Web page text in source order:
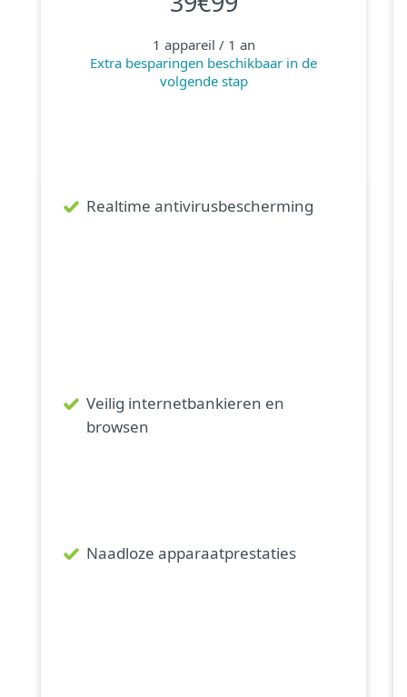
1 appareil / 1 an
Extra besparingen beschikbaar in de
volgende stap
Realtime antivirusbescherming
Veilig internetbankieren en
browsen
Naadloze apparaatprestaties